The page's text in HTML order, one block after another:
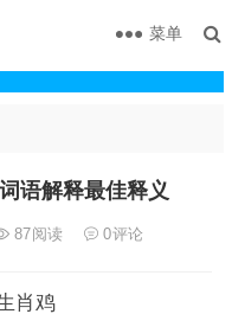
菜单
语解释最佳释义
87阅读 0评论
肖鸡